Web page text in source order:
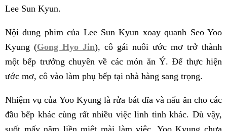
Lee Sun Kyun.
Nội dung phim của Lee Sun Kyun xoay quanh Seo Yoo
Kyung (Gong Hyo Jin), cô gái nuôi ước mơ trở thành
một bếp trưởng chuyên về các món ăn Ý. Để thực hiện
ước mơ, cô vào làm phụ bếp tại nhà hàng sang trọng.
Nhiệm vụ của Yoo Kyung là rửa bát đĩa và nấu ăn cho các
đầu bếp khác cùng rất nhiều việc linh tinh khác. Dù vậy,